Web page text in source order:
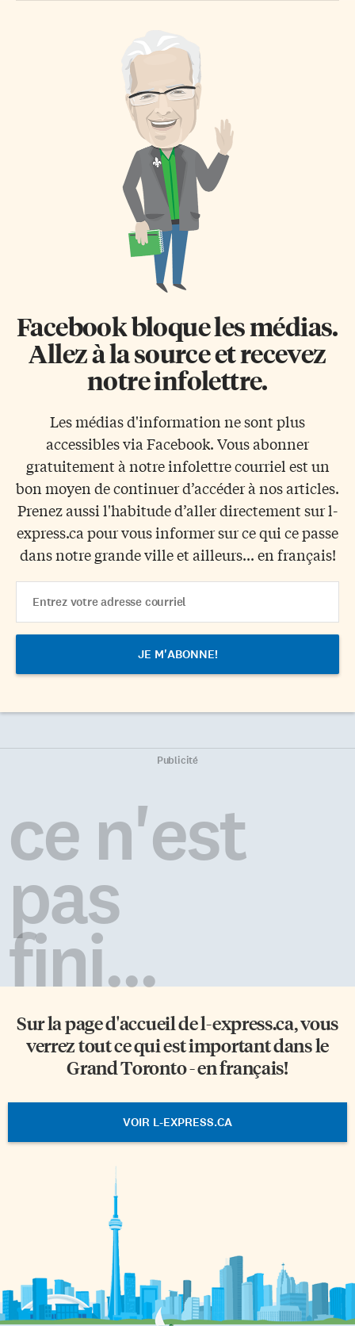
Facebook bloque les médias.
Allez à la source et recevez
notre infolettre.
Les médias d'information ne sont plus
accessibles via Facebook. Vous abonner
gratuitement à notre infolettre courriel est un
bon moyen de continuer d’accéder à nos articles.
Prenez aussi l'habitude d’aller directement sur l-
express.ca pour vous informer sur ce qui ce passe
dans notre grande ville et ailleurs... en français!
Address
Publicité
ce n'est
pas
fini...
Sur la page d'accueil del-express.ca, vous
verrez tout ce qui est important dans le
Grand Toronto - en français!
VOIR L-EXPRESS.CA